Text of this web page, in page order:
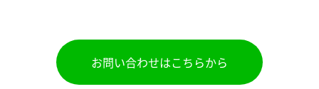
お問い合わせはこちらから